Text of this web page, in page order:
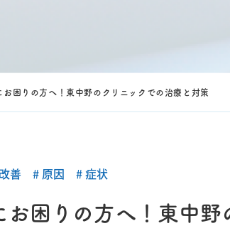
お困りの方へ！東中野のクリニックでの治療と対策
改善 原因 症状
お困りの方へ！東中